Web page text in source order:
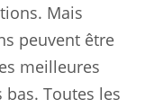
Mais
peuvent être
meilleures
Toutes les